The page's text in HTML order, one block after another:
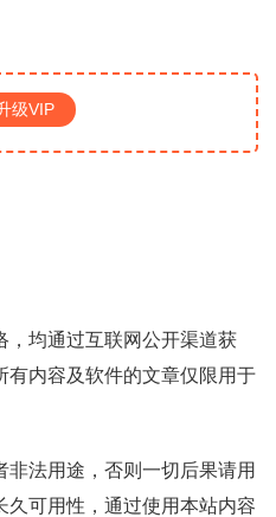
级VIP
，均通过互联网公开渠道获
有内容及软件的文章仅限用于
法用途，否则一切后果请用
久可用性，通过使用本站内容